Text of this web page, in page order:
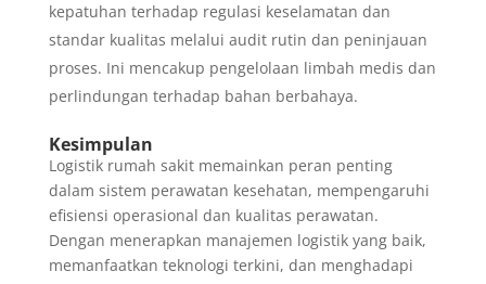
kepatuhan terhadap regulasi keselamatan dan
standar kualitas melalui audit rutin dan peninjauan
proses. Ini mencakup pengelolaan limbah medis dan
perlindungan terhadap bahan berbahaya.
Kesimpulan
Logistik rumah sakit memainkan peran penting
dalam sistem perawatan kesehatan, mempengaruhi
efisiensi operasional dan kualitas perawatan.
Dengan menerapkan manajemen logistik yang baik,
memanfaatkan teknologi terkini, dan menghadapi